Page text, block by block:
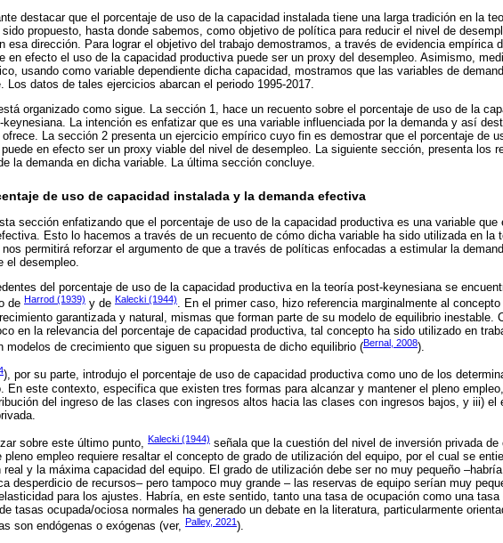
destacar que el porcentaje de uso de la capacidad instalada tiene una larga tradición en la
sido propuesto, hasta donde sabemos, como objetivo de política para reducir el nivel de
esa dirección. Para lograr el objetivo del trabajo demostramos, a través de evidencia empírica
en efecto el uso de la capacidad productiva puede ser un proxy del desempleo. Asimismo,
usando como variable dependiente dicha capacidad, mostramos que las variables de
Los datos de tales ejercicios abarcan el periodo 1995-2017.
organizado como sigue. La sección 1, hace un recuento sobre el porcentaje de uso de la
La intención es enfatizar que es una variable influenciada por la demanda y así
La sección 2 presenta un ejercicio empírico cuyo fin es demostrar que el porcentaje de
en efecto ser un proxy viable del nivel de desempleo. La siguiente sección, presenta los
la demanda en dicha variable. La última sección concluye.
de uso de capacidad instalada y la demanda efectiva
sección enfatizando que el porcentaje de uso de la capacidad productiva es una variable que
Esto lo hacemos a través de un recuento de cómo dicha variable ha sido utilizada en la
nos permitirá reforzar el argumento de que a través de políticas enfocadas a estimular la
el desempleo.
del porcentaje de uso de la capacidad productiva en la teoría post-keynesiana se
de Harrod (1939) y de Kalecki (1944). En el primer caso, hizo referencia marginalmente al
garantizada y natural, mismas que forman parte de su modelo de equilibrio inestable.
en la relevancia del porcentaje de capacidad productiva, tal concepto ha sido utilizado en
modelos de crecimiento que siguen su propuesta de dicho equilibrio (Bernal, 2008).
), por su parte, introdujo el porcentaje de uso de capacidad productiva como uno de los
En este contexto, especifica que existen tres formas para alcanzar y mantener el pleno
del ingreso de las clases con ingresos altos hacia las clases con ingresos bajos, y iii) el
sobre este último punto, Kalecki (1944) señala que la cuestión del nivel de inversión privada de
pleno empleo requiere resaltar el concepto de grado de utilización del equipo, por el cual se
real y la máxima capacidad del equipo. El grado de utilización debe ser no muy pequeño
desperdicio de recursos– pero tampoco muy grande – las reservas de equipo serían muy
para los ajustes. Habría, en este sentido, tanto una tasa de ocupación como una
tasas ocupada/ociosa normales ha generado un debate en la literatura, particularmente
son endógenas o exógenas (ver, Palley, 2021 ).